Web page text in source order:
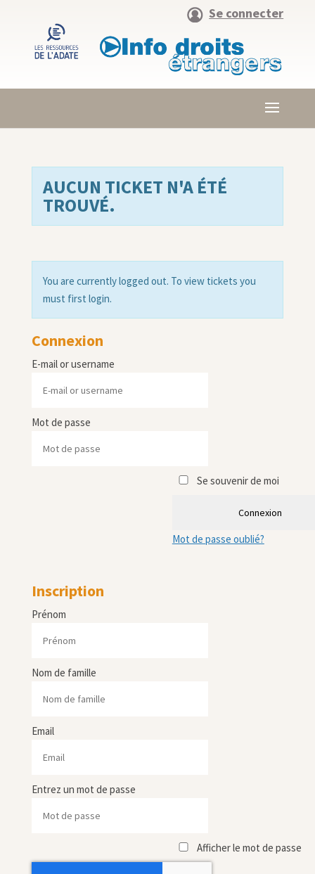
Se connecter
AUCUN TICKET N'A ÉTÉ
TROUVÉ.
You are currently logged out. To view tickets you
must first login.
Connexion
E-mail or username
Mot de passe
Se souvenir de moi
Connexion
Mot de passe oublié?
Inscription
Prénom
Nom de famille
Email
Entrez un mot de passe
Afficher le mot de passe